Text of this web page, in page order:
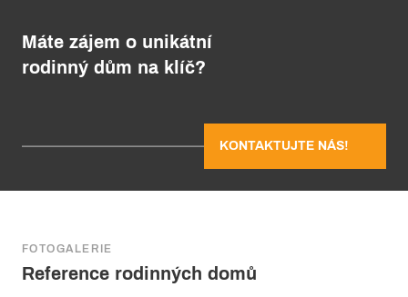
Máte zájem o unikátní
rodinný dům na klíč?
KONTAKTUJTE NÁS!
FOTOGALERIE
Reference rodinných domů